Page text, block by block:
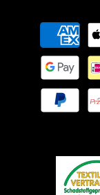
Makseviisid